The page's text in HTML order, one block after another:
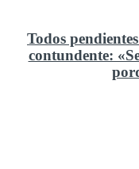
Todos
contundente: